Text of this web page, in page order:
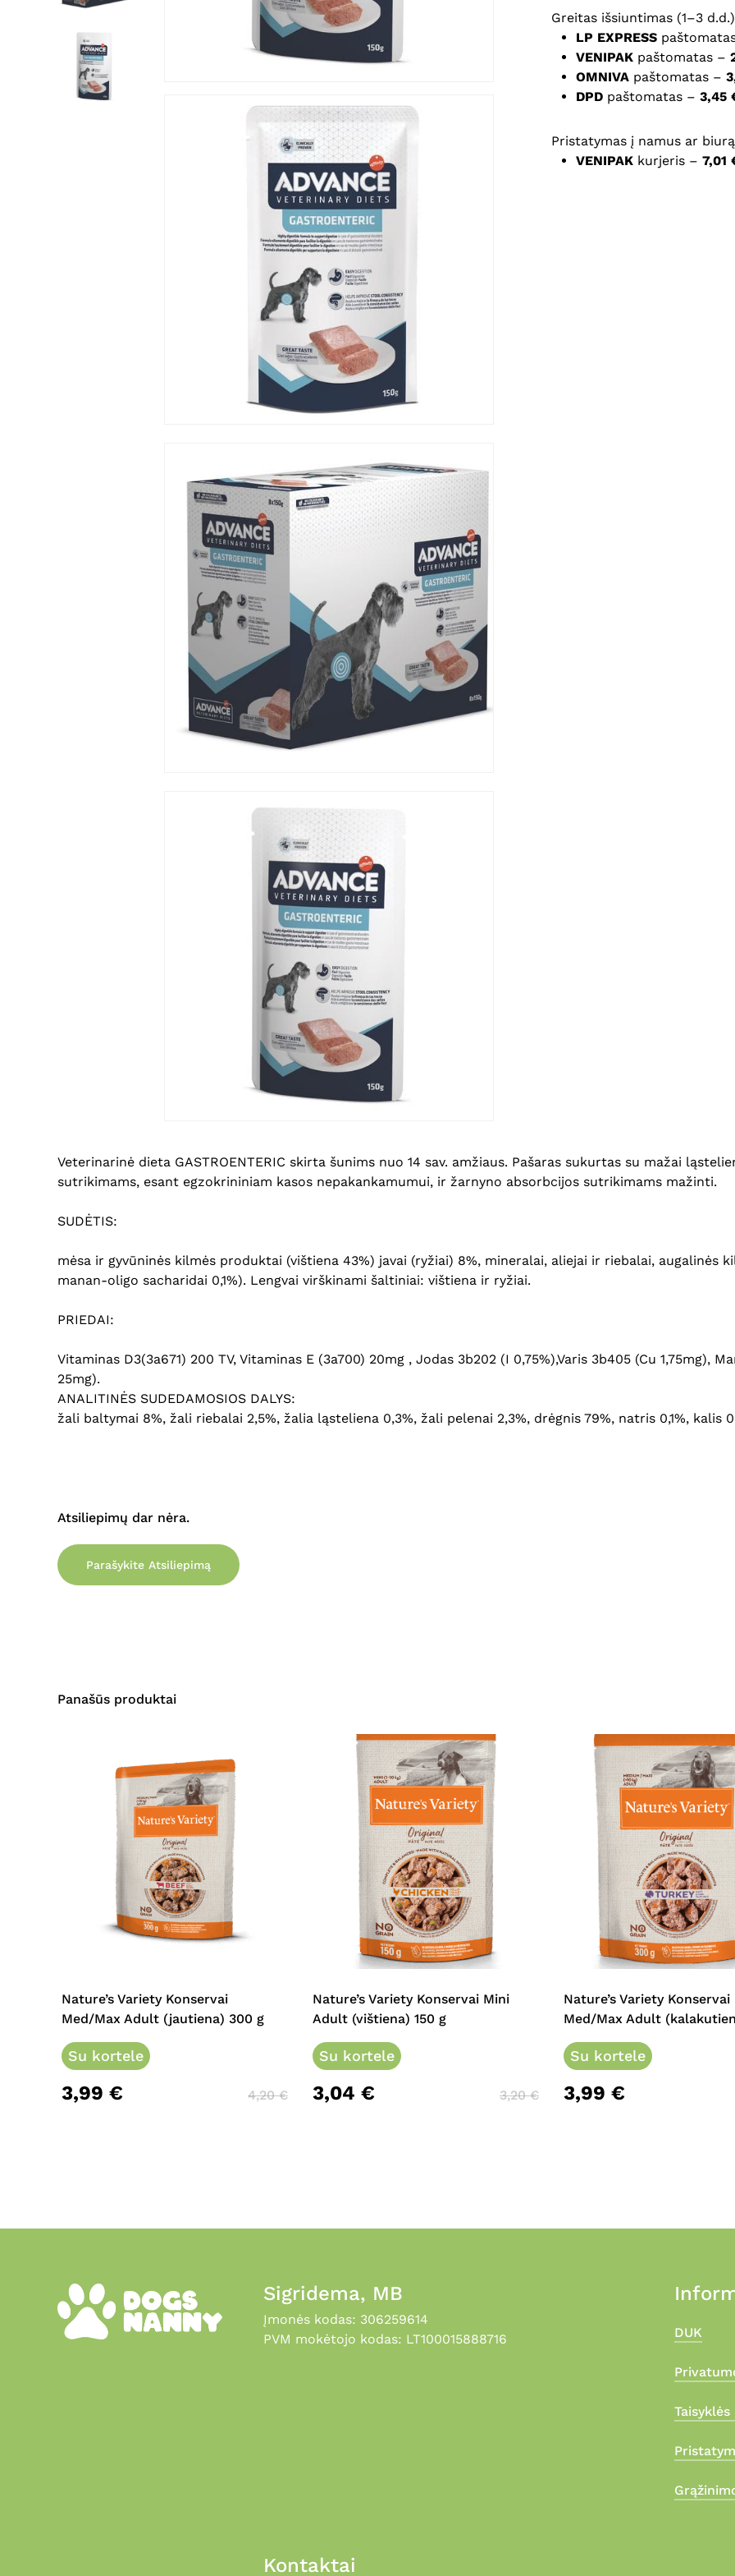
Greitas išsiuntimas (1–3
LP EXPRESS
VENIPAK paštomatas –
OMNIVA paštomatas –
DPD paštomatas – 3,45
Pristatymas į namus ar
VENIPAK kurjeris – 7,01
Veterinarinė dieta GASTROENTERIC skirta šunims nuo 14 sav. amžiaus. Pašaras sukurtas su mažai
sutrikimams, esant egzokrininiam kasos nepakankamumui, ir žarnyno absorbcijos sutrikimams mažinti.
SUDĖTIS:
mėsa ir gyvūninės kilmės produktai (vištiena 43%) javai (ryžiai) 8%, mineralai, aliejai ir riebalai, augalinės
manan-oligo sacharidai 0,1%). Lengvai virškinami šaltiniai: vištiena ir ryžiai.
PRIEDAI:
Vitaminas D3(3a671) 200 TV, Vitaminas E (3a700) 20mg , Jodas 3b202 (I 0,75%),Varis 3b405 (Cu 1,75mg),
25mg).
ANALITINĖS SUDEDAMOSIOS DALYS:
žali baltymai 8%, žali riebalai 2,5%, žalia ląsteliena 0,3%, žali pelenai 2,3%, drėgnis 79%, natris 0,1%, kalis
Atsiliepimų dar nėra.
Parašykite Atsiliepimą
Panašūs produktai
Nature’s Variety Konservai
Med/Max Adult (jautiena) 300 g
Su kortele
3,99 € 4,20€
Nature’s Variety Konservai Mini
Adult (vištiena) 150 g
Su kortele
3,04 € 3,20€
Nature’s Variety Konservai
Med/Max Adult
Su kortele
3,99 €
Sigridema, MB
Įmonės kodas: 306259614
PVM mokėtojo kodas: LT100015888716
DUK
Kontaktai
Noriu savo interneto
puslapį, kad jų
komentarą.